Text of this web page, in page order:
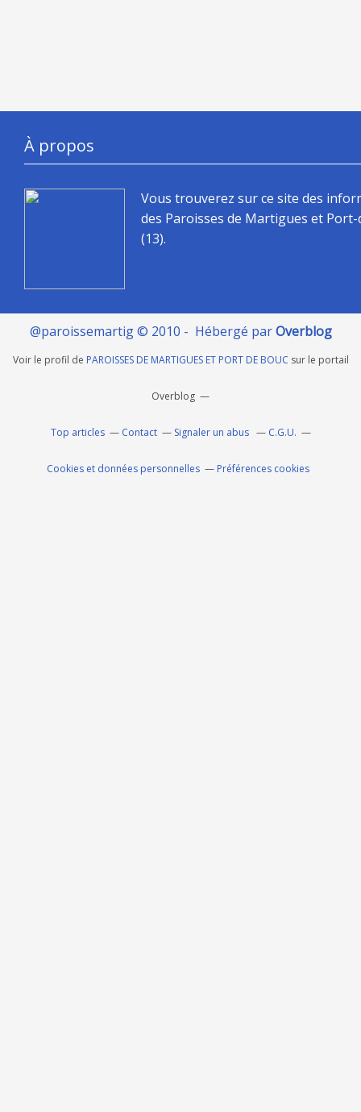
À propos
Vous trouverez sur ce site des
des Paroisses de Martigues et
(13).
@paroissemartig © 2010 - Hébergé parOverblog
Voir le profil de PAROISSES DE MARTIGUES ET PORT DE BOUC sur le portail
Overblog
Top articles Contact Signaler un abus C.G.U.
Cookies et données personnelles Préférences cookies